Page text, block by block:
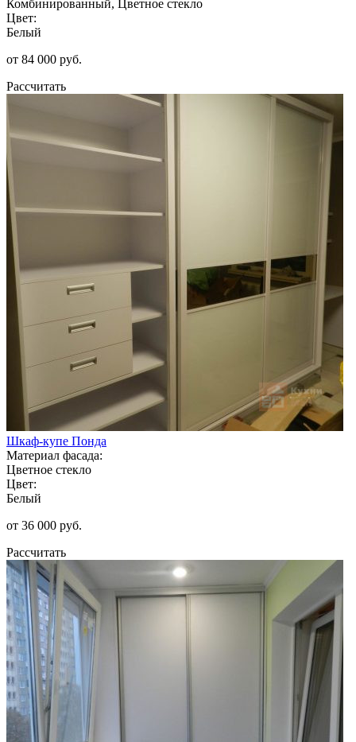
Комбинированный, Цветное стекло
Цвет:
Белый
от 84 000 руб.
Рассчитать
Шкаф-купе Понда
Материал фасада:
Цветное стекло
Цвет:
Белый
от 36 000 руб.
Рассчитать